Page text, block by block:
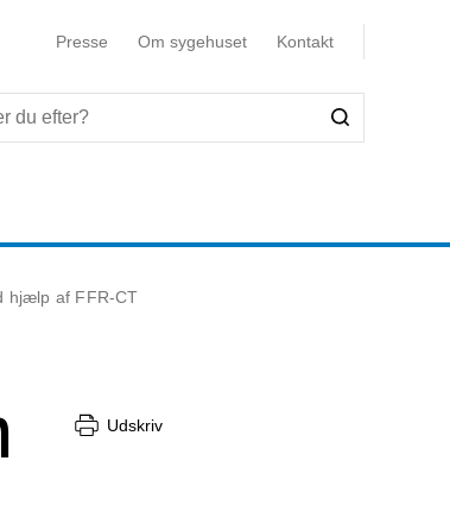
Presse Om sygehuset Kontakt
hjælp af FFR-CT
Udskriv